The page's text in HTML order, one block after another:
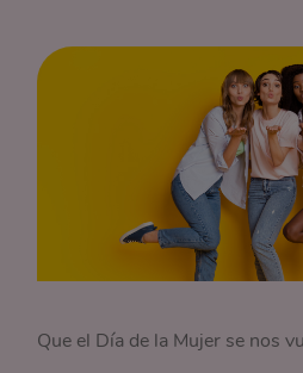
Que el Día de la Mujer se nos